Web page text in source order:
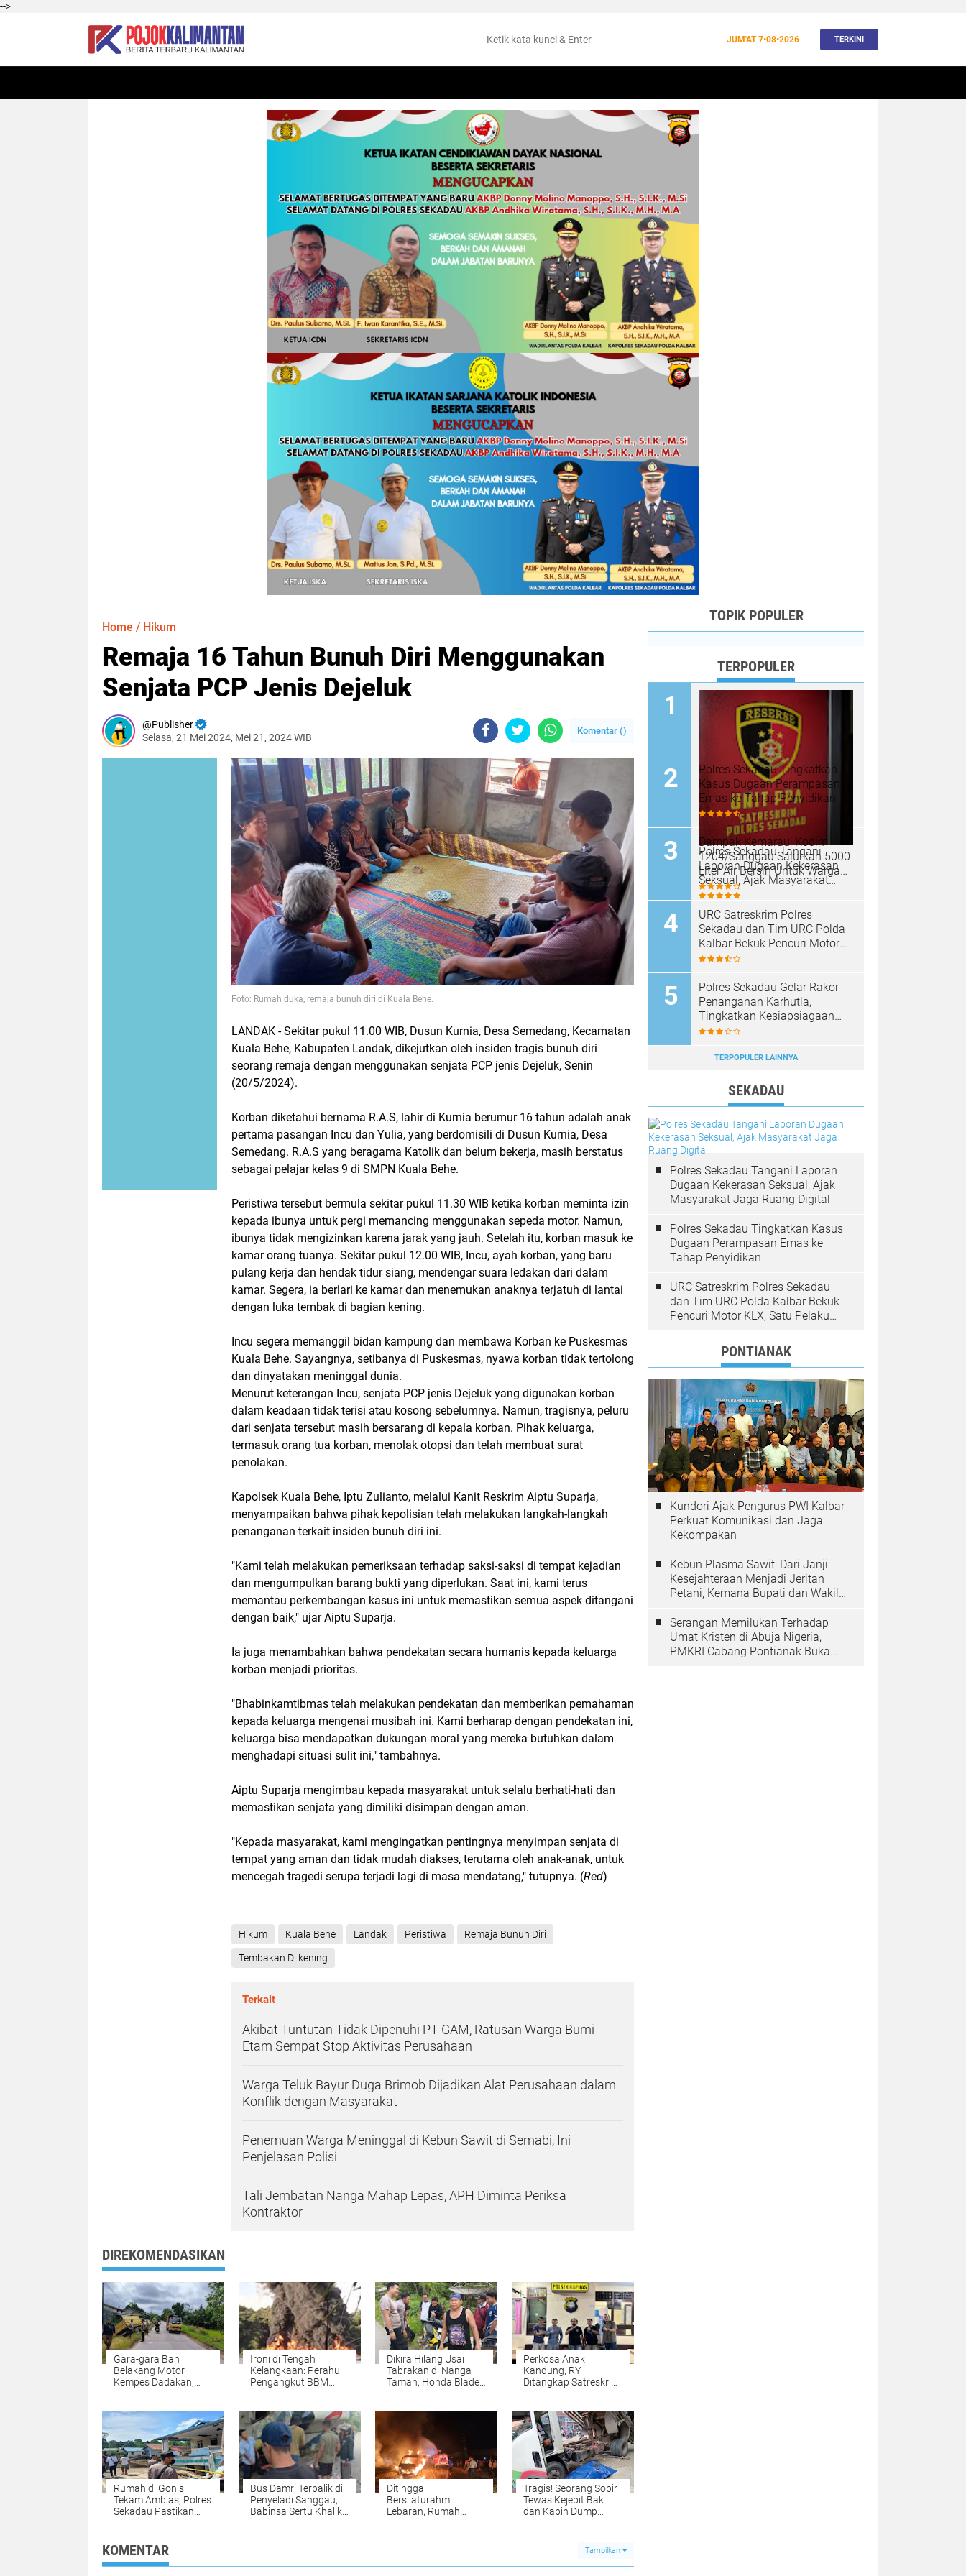
-->
JUM'AT7•08•2026 TERKINI
Home / Hikum
Remaja 16 Tahun Bunuh Diri Menggunakan
Senjata PCP Jenis Dejeluk
Publisher
Selasa, 21 Mei 2024, Mei 21, 2024 WIB
Komentar ()
Foto: Rumah duka, remaja bunuh diri di Kuala Behe.
LANDAK - Sekitar pukul 11.00 WIB, Dusun Kurnia, Desa Semedang, Kecamatan
Kuala Behe, Kabupaten Landak, dikejutkan oleh insiden tragis bunuh diri
seorang remaja dengan menggunakan senjata PCP jenis Dejeluk, Senin
(20/5/2024).
Korban diketahui bernama R.A.S, lahir di Kurnia berumur 16 tahun adalah anak
pertama pasangan Incu dan Yulia, yang berdomisili di Dusun Kurnia, Desa
Semedang. R.A.S yang beragama Katolik dan belum bekerja, masih berstatus
sebagai pelajar kelas 9 di SMPN Kuala Behe.
Peristiwa tersebut bermula sekitar pukul 11.30 WIB ketika korban meminta izin
kepada ibunya untuk pergi memancing menggunakan sepeda motor. Namun,
ibunya tidak mengizinkan karena jarak yang jauh. Setelah itu, korban masuk ke
kamar orang tuanya. Sekitar pukul 12.00 WIB, Incu, ayah korban, yang baru
pulang kerja dan hendak tidur siang, mendengar suara ledakan dari dalam
kamar. Segera, ia berlari ke kamar dan menemukan anaknya terjatuh di lantai
dengan luka tembak di bagian kening.
Incu segera memanggil bidan kampung dan membawa Korban ke Puskesmas
Kuala Behe. Sayangnya, setibanya di Puskesmas, nyawa korban tidak tertolong
dan dinyatakan meninggal dunia.
Menurut keterangan Incu, senjata PCP jenis Dejeluk yang digunakan korban
dalam keadaan tidak terisi atau kosong sebelumnya. Namun, tragisnya, peluru
dari senjata tersebut masih bersarang di kepala korban. Pihak keluarga,
termasuk orang tua korban, menolak otopsi dan telah membuat surat
penolakan.
Kapolsek Kuala Behe, Iptu Zulianto, melalui Kanit Reskrim Aiptu Suparja,
menyampaikan bahwa pihak kepolisian telah melakukan langkah-langkah
penanganan terkait insiden bunuh diri ini.
"Kami telah melakukan pemeriksaan terhadap saksi-saksi di tempat kejadian
dan mengumpulkan barang bukti yang diperlukan. Saat ini, kami terus
memantau perkembangan kasus ini untuk memastikan semua aspek ditangani
dengan baik," ujar Aiptu Suparja.
Ia juga menambahkan bahwa pendekatan secara humanis kepada keluarga
korban menjadi prioritas.
"Bhabinkamtibmas telah melakukan pendekatan dan memberikan pemahaman
kepada keluarga mengenai musibah ini. Kami berharap dengan pendekatan ini,
keluarga bisa mendapatkan dukungan moral yang mereka butuhkan dalam
menghadapi situasi sulit ini," tambahnya.
Aiptu Suparja mengimbau kepada masyarakat untuk selalu berhati-hati dan
memastikan senjata yang dimiliki disimpan dengan aman.
"Kepada masyarakat, kami mengingatkan pentingnya menyimpan senjata di
tempat yang aman dan tidak mudah diakses, terutama oleh anak-anak, untuk
mencegah tragedi serupa terjadi lagi di masa mendatang," tutupnya. (Red)
Hikum Kuala Behe Landak Peristiwa Remaja Bunuh Diri
Tembakan Di kening
Terkait
Akibat Tuntutan Tidak Dipenuhi PT GAM, Ratusan Warga Bumi
Etam Sempat Stop Aktivitas Perusahaan
Warga Teluk Bayur Duga Brimob Dijadikan Alat Perusahaan dalam
Konflik dengan Masyarakat
Penemuan Warga Meninggal di Kebun Sawit di Semabi, Ini
Penjelasan Polisi
Tali Jembatan Nanga Mahap Lepas, APH Diminta Periksa
Kontraktor
DIREKOMENDASIKAN
Gara-gara Ban
Belakang Motor
Kempes Dadakan,
Jadi Korban Tabrakan
Maut
Ironi di Tengah
Kelangkaan: Perahu
Pengangkut BBM
Dikira Hilang Usai
Tabrakan di Nanga
Taman, Honda Blade
Perkosa Anak
Kandung, RY
Ditangkap Satreskrim
Rumah di Gonis
Tekam Amblas, Polres
Sekadau Pastikan
Bus Damri Terbalik di
Penyeladi Sanggau,
Babinsa Sertu Khalik
Ditinggal
Bersilaturahmi
Lebaran, Rumah
Tragis! Seorang Sopir
Tewas Kejepit Bak
dan Kabin Dump
KOMENTAR Tampilkan
TOPIK POPULER
TERPOPULER
Polres Sekadau Tangani
Laporan Dugaan Kekerasan
Seksual, Ajak Masyarakat
Jaga Ruang Digital
Polres Sekadau Tingkatkan
Kasus Dugaan Perampasan
Emas ke Tahap Penyidikan
Dampak Kemarau, Kodim
1204/Sanggau Salurkan 5000
Liter Air Bersih Untuk Warga
Desa Entakai
URC Satreskrim Polres
Sekadau dan Tim URC Polda
Kalbar Bekuk Pencuri Motor
KLX, Satu Pelaku Masih
Polres Sekadau Gelar Rakor
Penanganan Karhutla,
Tingkatkan Kesiapsiagaan
Jajaran
TERPOPULER LAINNYA
SEKADAU
Polres Sekadau Tangani Laporan
Dugaan Kekerasan Seksual, Ajak
Masyarakat Jaga Ruang Digital
Polres Sekadau Tingkatkan Kasus
Dugaan Perampasan Emas ke
Tahap Penyidikan
URC Satreskrim Polres Sekadau
dan Tim URC Polda Kalbar Bekuk
Pencuri Motor KLX, Satu Pelaku
PONTIANAK
Kundori Ajak Pengurus PWI Kalbar
Perkuat Komunikasi dan Jaga
Kekompakan
Kebun Plasma Sawit: Dari Janji
Kesejahteraan Menjadi Jeritan
Petani, Kemana Bupati dan Wakil
Serangan Memilukan Terhadap
Umat Kristen di Abuja Nigeria,
PMKRI Cabang Pontianak Buka